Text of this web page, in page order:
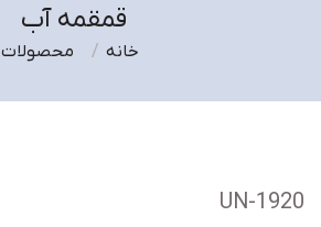
قمقمه آب
محصولات خانه
UN-1920